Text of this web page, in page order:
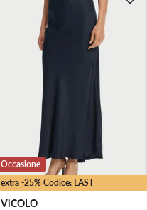
extra -25% Codice: LAST
Occasione
ViCOLO